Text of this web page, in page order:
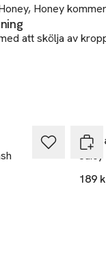
Honey
att skölja av
Endast för extern
Extremt
över189